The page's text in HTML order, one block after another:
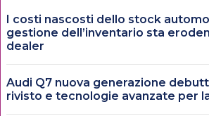
I costi nascosti dello stock
gestione dell’inventario sta
dealer
Audi Q7 nuova generazione
rivisto e tecnologie avanzate per